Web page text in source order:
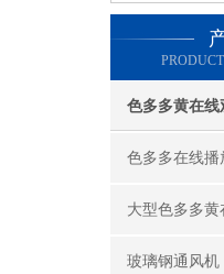
色多多黄在线
色多多在线播
大型色多多黄
玻璃钢通风机